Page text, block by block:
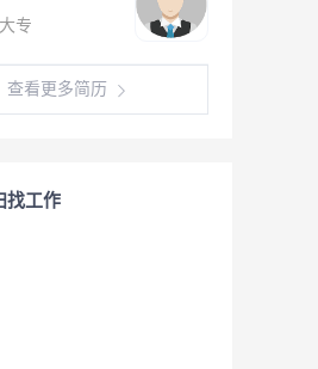
大专
查看更多简历
找工作